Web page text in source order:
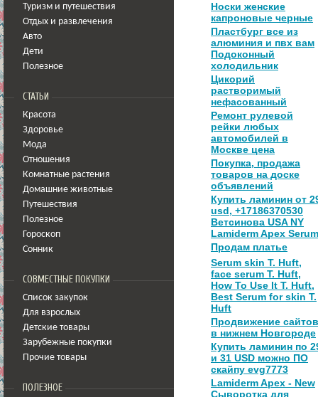
Туризм и путешествия
Отдых и развлечения
Авто
Дети
Полезное
СТАТЬИ
Красота
Здоровье
Мода
Отношения
Комнатные растения
Домашние животные
Путешествия
Полезное
Гороскоп
Сонник
СОВМЕСТНЫЕ ПОКУПКИ
Список закупок
Для взрослых
Детские товары
Зарубежные покупки
Прочие товары
ПОЛЕЗНОЕ
Носки женские
капроновые черные
Пластбург все из
алюминия и пвх вам
Подоконный
холодильник
Цикорий
растворимый
нефасованный
Ремонт рулевой
рейки любых
автомобилей в
Москве цена
Покупка, продажа
товаров на доске
объявлений
Купить ламинин от
usd, +17186370530
Ветсинова USA NY
Lamiderm Apex Serum
Продам платье
Serum skin T. Huft,
face serum T. Huft,
How To Use It T. Huft,
Best Serum for skin T.
Huft
Продвижение сайтов
в нижнем Новгороде
Купить ламинин по
и 31 USD можно ПО
скайпу evg7773
Lamiderm Apex - New
Сыворотка для